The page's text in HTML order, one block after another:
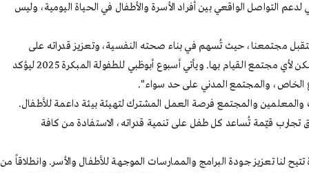
التواصل الواقعي بين أفراد الأسرة والأطفال في الحياة اليومية، وليس
مجتمعنا، حيث تُسهم في بناء صحته النفسية، وتعزيز قدراته على
التكيّف والتعلّم، وتحسين جودة حياته وصحته العامة. ومن خلال منح الأولوية لهذه المرحلة الحاسمة، تقوم أبوظبي بأحد أهم الاستثمارات الاستراتيجية التي يمكن لأي مجتمع القيام بها. ويأتي أسبوع أبوظبي للطفولة المبكرة 2025 ليؤكد
الخاص، والمجتمع المدني على حد سواء".
والمجتمع فرصة العمل المشترك لتهيئة بيئة داعمة للأطفال.
تجارب قيّمة تُساعد كل طفل على تنمية قدراته، الاستفادة من كافة
2025 منصة استراتيجية رائدة تتيح لنا تعزيز جودة البرامج والممارسات الموجهة للأطفال والأسر. وانطلاقاً من